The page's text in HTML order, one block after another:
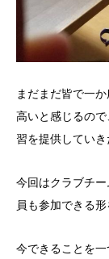
まだまだ皆で一
高いと感じるの
習を提供していき
今回はクラブチ
員も参加できる形
今できることを一